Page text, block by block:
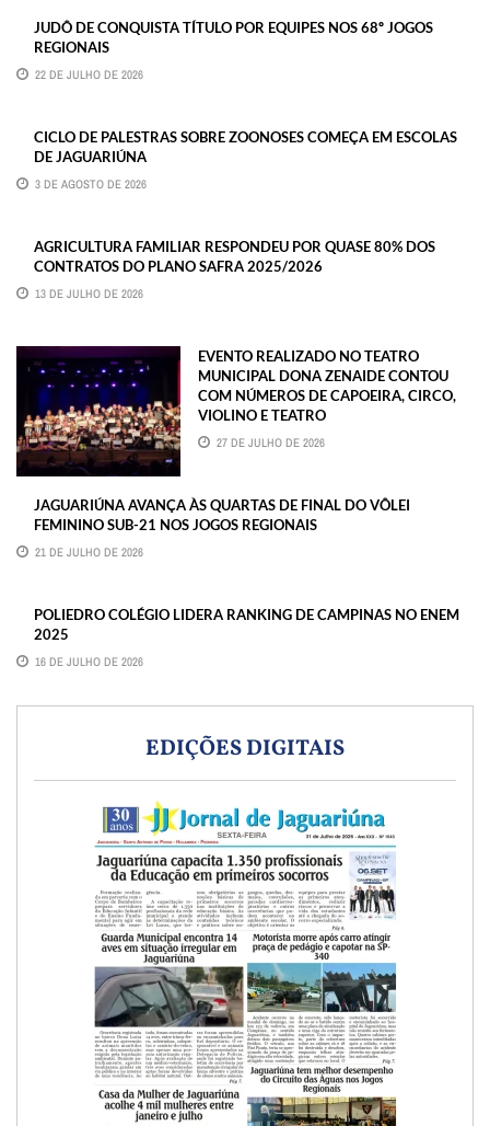
JUDÔ DE CONQUISTA TÍTULO POR EQUIPES NOS 68º JOGOS
REGIONAIS
22 DE JULHO DE 2026
CICLO DE PALESTRAS SOBRE ZOONOSES COMEÇA EM ESCOLAS
DE JAGUARIÚNA
3 DE AGOSTO DE 2026
AGRICULTURA FAMILIAR RESPONDEU POR QUASE 80% DOS
CONTRATOS DO PLANO SAFRA 2025/2026
13 DE JULHO DE 2026
EVENTO REALIZADO NO TEATRO
MUNICIPAL DONA ZENAIDE CONTOU
COM NÚMEROS DE CAPOEIRA, CIRCO,
VIOLINO E TEATRO
27 DE JULHO DE 2026
JAGUARIÚNA AVANÇA ÀS QUARTAS DE FINAL DO VÔLEI
FEMININO SUB-21 NOS JOGOS REGIONAIS
21 DE JULHO DE 2026
POLIEDRO COLÉGIO LIDERA RANKING DE CAMPINAS NO ENEM
2025
16 DE JULHO DE 2026
EDIÇÕES DIGITAIS